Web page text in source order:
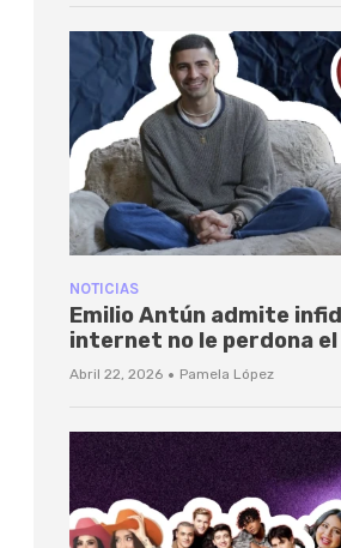
NOTICIAS
Emilio Antún admite
internet no le perdona el
Abril 22, 2026 · Pamela López